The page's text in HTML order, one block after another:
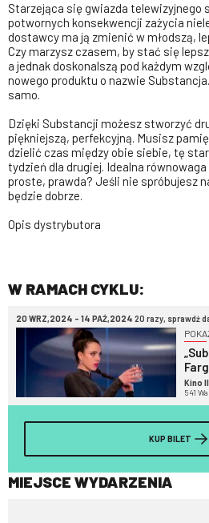
Starzejąca się gwiazda telewizyjnego
potwornych konsekwencji zażycia
dostawcy ma ją zmienić w młodszą,
Czy marzysz czasem, by stać się
a jednak doskonalszą pod każdym
nowego produktu o nazwie
samo.
Dzięki Substancji możesz stworzyć
piękniejszą, perfekcyjną. Musisz
dzielić czas między obie siebie, tę
tydzień dla drugiej. Idealna
proste, prawda? Jeśli nie spróbujesz
będzie dobrze.
Opis dystrybutora
W RAMACH CYKLU:
20 WRZ,2024 - 14 PAŹ,2024 20 razy, sprawdź
Kino
541
KUP BILET
MIEJSCE WYDARZENIA